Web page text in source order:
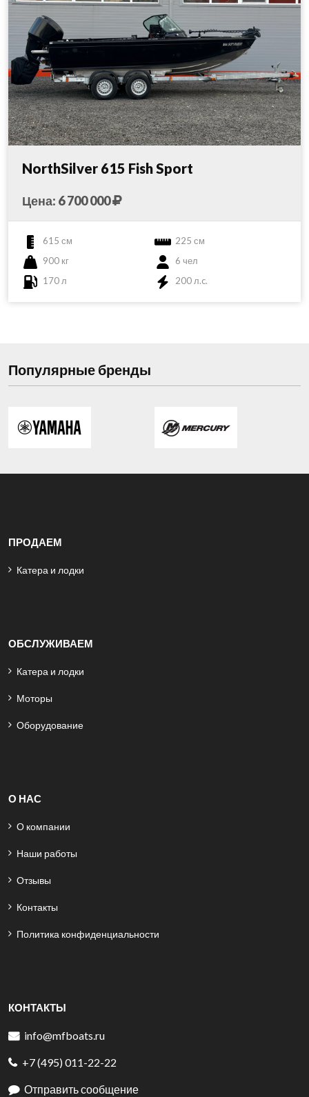
NorthSilver 615 Fish Sport
Цена: 6 700 000
615 см
225 см
900 кг
6 чел
170 л
200 л.c.
Популярные бренды
ПРОДАЕМ
Катера и лодки
ОБСЛУЖИВАЕМ
Катера и лодки
Моторы
Оборудование
О НАС
О компании
Наши работы
Отзывы
Контакты
Политика конфиденциальности
КОНТАКТЫ
info@mfboats.ru
+7 (495) 011-22-22
Отправить сообщение